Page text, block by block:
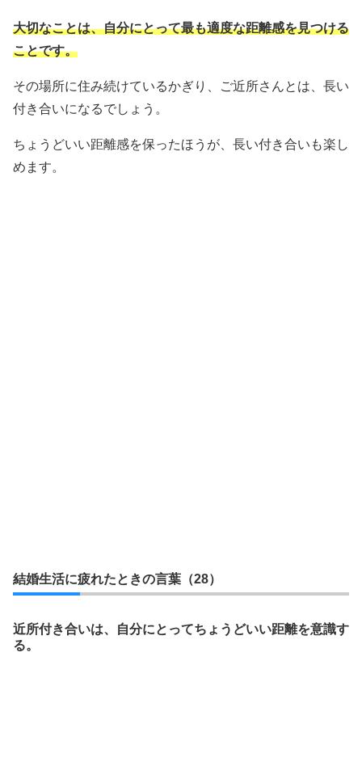
大切なことは、自分にとって最も適度な距離感を見つける
ことです。
その場所に住み続けているかぎり、ご近所さんとは、長い
付き合いになるでしょう。
ちょうどいい距離感を保ったほうが、長い付き合いも楽し
めます。
結婚生活に疲れたときの言葉（28）
近所付き合いは、自分にとってちょうどいい距離を意識す
る。